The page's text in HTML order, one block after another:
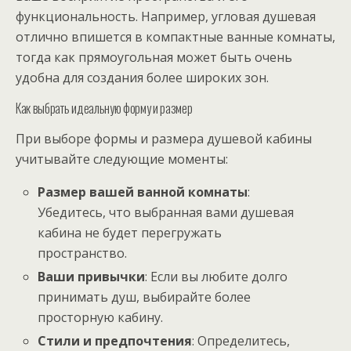
функциональность. Например, угловая душевая
отлично впишется в компактные ванные комнаты,
тогда как прямоугольная может быть очень
удобна для создания более широких зон.
Как выбрать идеальную форму и размер
При выборе формы и размера душевой кабины
учитывайте следующие моменты:
Размер вашей ванной комнаты:
Убедитесь, что выбранная вами душевая
кабина не будет перегружать
пространство.
Ваши привычки: Если вы любите долго
принимать душ, выбирайте более
просторную кабину.
Стили и предпочтения: Определитесь,